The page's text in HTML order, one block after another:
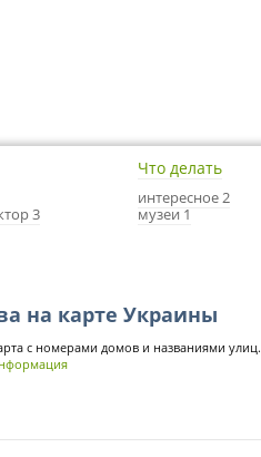
3
Что делать
интересное 2
музеи 1
на карте Украины
с номерами домов и названиями улиц.